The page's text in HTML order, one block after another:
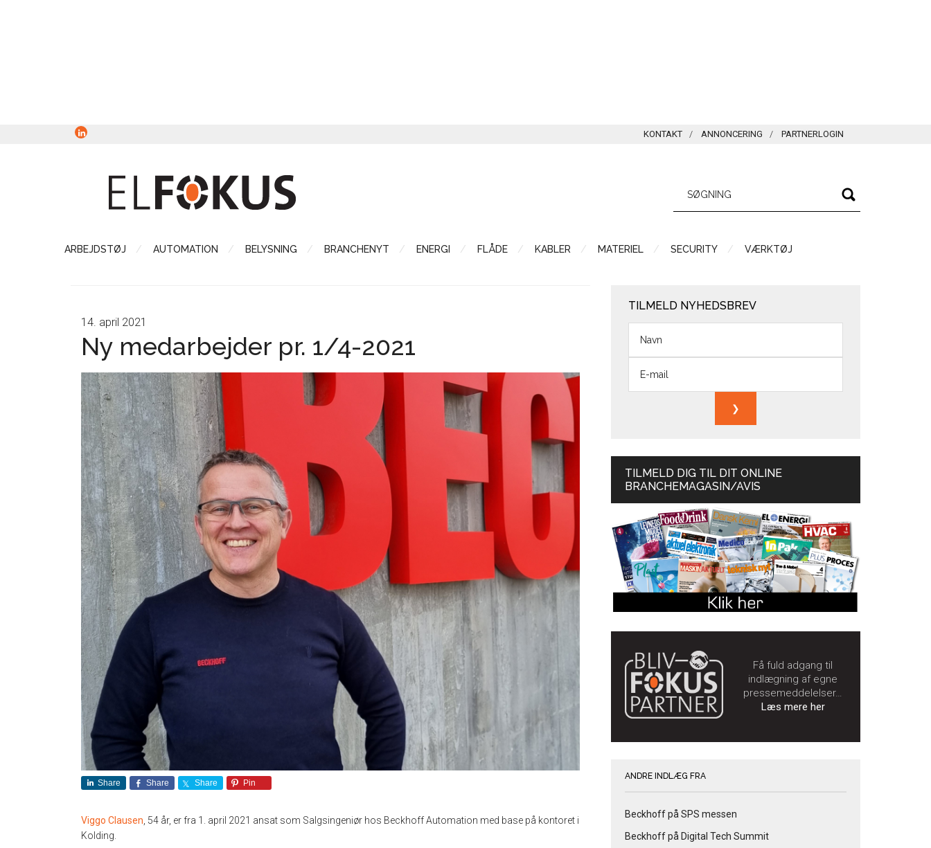
KONTAKT ANNONCERING PARTNERLOGIN
ARBEJDSTØJ AUTOMATION BELYSNING BRANCHENYT ENERGI FLÅDE KABLER MATERIEL SECURITY VÆRKTØJ
14. april 2021
Ny medarbejder pr. 1/4-2021
Share Share Share Pin
Viggo Clausen , 54 år, er fra 1. april 2021 ansat som Salgsingeniør hos Beckhoff Automation med base på kontoret i
Kolding.
TILMELD NYHEDSBREV
TILMELD DIG TIL DIT ONLINE
BRANCHEMAGASIN/AVIS
Få fuld adgang til
indlægning af egne
pressemeddelelser…
Læs mere her
ANDRE INDLÆG FRA
Beckhoff på SPS messen
Beckhoff på Digital Tech Summit